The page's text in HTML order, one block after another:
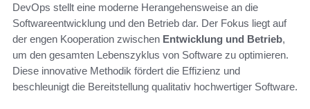
DevOps stellt eine moderne Herangehensweise an die
Softwareentwicklung und den Betrieb dar. Der Fokus liegt auf
der engen Kooperation zwischen Entwicklung und Betrieb,
um den gesamten Lebenszyklus von Software zu optimieren.
Diese innovative Methodik fördert die Effizienz und
beschleunigt die Bereitstellung qualitativ hochwertiger Software.